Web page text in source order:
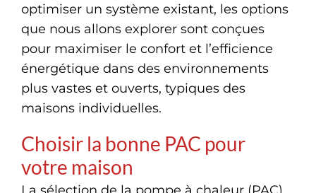
optimiser un système existant, les options
que nous allons explorer sont conçues
pour maximiser le confort et l’efficience
énergétique dans des environnements
plus vastes et ouverts, typiques des
maisons individuelles.
Choisir la bonne PAC pour
votre maison